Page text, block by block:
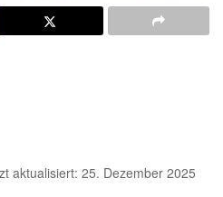
aktualisiert: 25. Dezember 2025